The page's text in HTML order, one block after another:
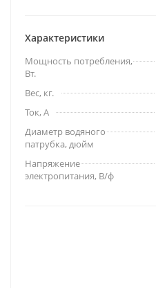
Характеристики
Мощность потребления,
Вт.
Вес, кг.
Ток, А
Диаметр водяного
патрубка, дюйм
Напряжение
электропитания, В/ф